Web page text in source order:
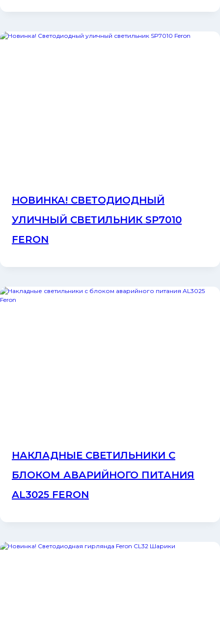
НОВИНКА! СВЕТОДИОДНЫЙ
УЛИЧНЫЙ СВЕТИЛЬНИК SP7010
FERON
НАКЛАДНЫЕ СВЕТИЛЬНИКИ С
БЛОКОМ АВАРИЙНОГО ПИТАНИЯ
AL3025 FERON